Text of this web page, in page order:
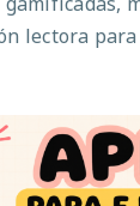
lectora